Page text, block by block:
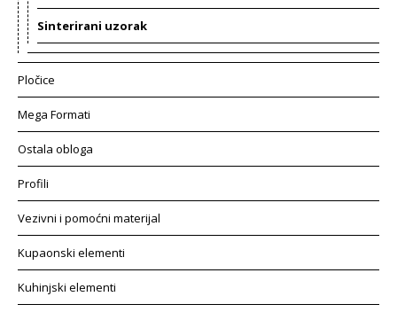
Sinterirani uzorak
Pločice
Mega Formati
Ostala obloga
Profili
Vezivni i pomoćni materijal
Kupaonski elementi
Kuhinjski elementi